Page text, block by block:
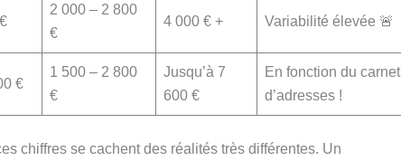
2 000 – 2 800
€
4 000 € + Variabilité élevée 🚨
€
1 500 – 2 800
€
Jusqu’à 7
600 €
En fonction du carnet
d’adresses !
chiffres se cachent des réalités très différentes. Un